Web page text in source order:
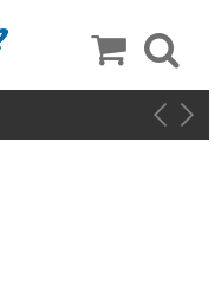
件：QinD